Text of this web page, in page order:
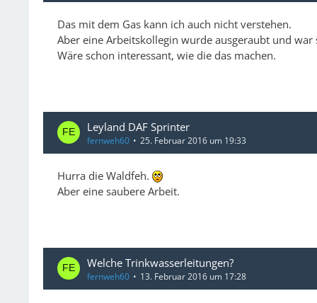
Das mit dem Gas kann ich auch nicht verstehen.
Aber eine Arbeitskollegin wurde ausgeraubt und
Wäre schon interessant, wie die das machen.
Leyland DAF Sprinter
fernweh60 25. Februar 2016 um 19:33
Hurra die Waldfeh.
Aber eine saubere Arbeit.
Welche Trinkwasserleitungen?
fernweh60 13. Februar 2016 um 17:28